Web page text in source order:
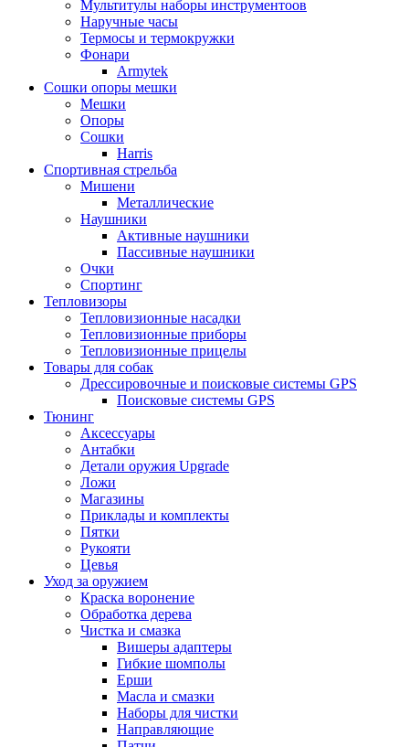
Мультитулы наборы инструментоов
Наручные часы
Термосы и термокружки
Фонари
Armytek
Сошки опоры мешки
Мешки
Опоры
Сошки
Harris
Спортивная стрельба
Мишени
Металлические
Наушники
Активные наушники
Пассивные наушники
Очки
Спортинг
Тепловизоры
Тепловизионные насадки
Тепловизионные приборы
Тепловизионные прицелы
Товары для собак
Дрессировочные и поисковые системы GPS
Поисковые системы GPS
Тюнинг
Аксессуары
Антабки
Детали оружия Upgrade
Ложи
Магазины
Приклады и комплекты
Пятки
Рукояти
Цевья
Уход за оружием
Краска воронение
Обработка дерева
Чистка и смазка
Вишеры адаптеры
Гибкие шомполы
Ерши
Масла и смазки
Наборы для чистки
Направляющие